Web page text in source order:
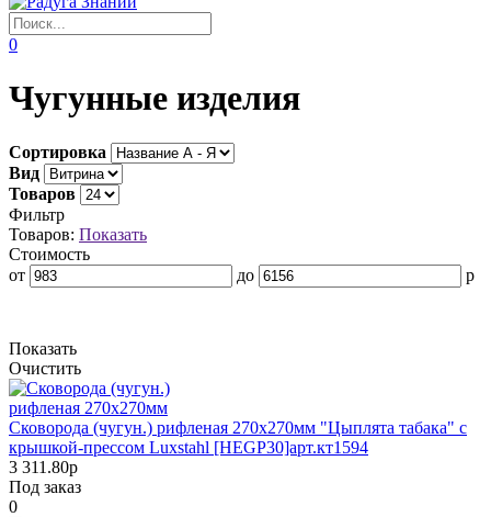
0
Чугунные изделия
Сортировка
Вид
Товаров
Фильтр
Товаров: Показать
Стоимость
от
до р
Показать
Очистить
Сковорода (чугун.) рифленая 270х270мм "Цыплята табака" с
крышкой-прессом Luxstahl [HEGP30]арт.кт1594
3 311.80р
Под заказ
0